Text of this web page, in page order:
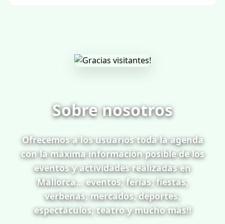
Sobre nosotros
Ofrecemos a los usuarios toda la agenda
con la máxima información posible de los
eventos y actividades realizadas en
Mallorca... eventos, ferias, fiestas,
verbenas, mercados, deportes,
espectáculos, teatro y mucho más!!